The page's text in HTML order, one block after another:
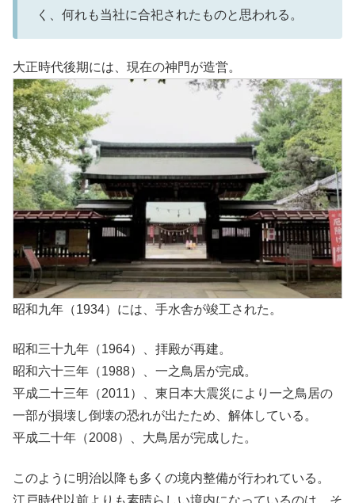
く、何れも当社に合祀されたものと思われる。
大正時代後期には、現在の神門が造営。
昭和九年（1934）には、手水舎が竣工された。
昭和三十九年（1964）、拝殿が再建。
昭和六十三年（1988）、一之鳥居が完成。
平成二十三年（2011）、東日本大震災により一之鳥居の
一部が損壊し倒壊の恐れが出たため、解体している。
平成二十年（2008）、大鳥居が完成した。
このように明治以降も多くの境内整備が行われている。
江戸時代以前よりも素晴らしい境内になっているのは、そ